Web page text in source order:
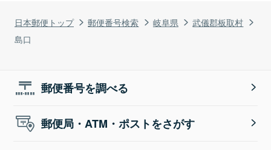
日本郵便トップ 郵便番号検索 岐阜県
武儀郡板取村
島口
郵便番号を調べる
郵便局・ATM・ポストをさがす